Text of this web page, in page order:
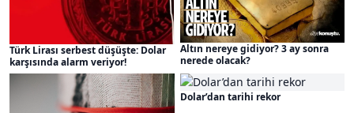
Türk Lirası serbest düşüşte: Dolar
karşısında alarm veriyor!
Altın nereye gidiyor? 3 ay sonra
nerede olacak?
Dolar’dan tarihi rekor